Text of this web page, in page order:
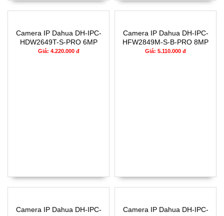
Camera IP Dahua DH-IPC-
HDW2649T-S-PRO 6MP
Giá: 4.220.000 đ
Camera IP Dahua DH-IPC-
HFW2849M-S-B-PRO 8MP
Giá: 5.110.000 đ
Camera IP Dahua DH-IPC-
Camera IP Dahua DH-IPC-